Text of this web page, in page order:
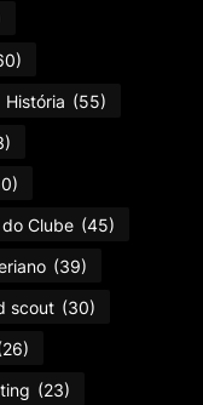
História (55)
Clube (45)
(39)
scout (30)
(23)